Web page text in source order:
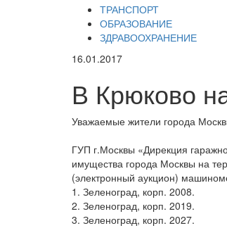
ТРАНСПОРТ
ОБРАЗОВАНИЕ
ЗДРАВООХРАНЕНИЕ
16.01.2017
В Крюково
Уважаемые жители города
ГУП г.Москвы «Дирекция
имущества города Москвы на
(электронный аукцион)
1. Зеленоград, корп. 2008.
2. Зеленоград, корп. 2019.
3. Зеленоград, корп. 2027.